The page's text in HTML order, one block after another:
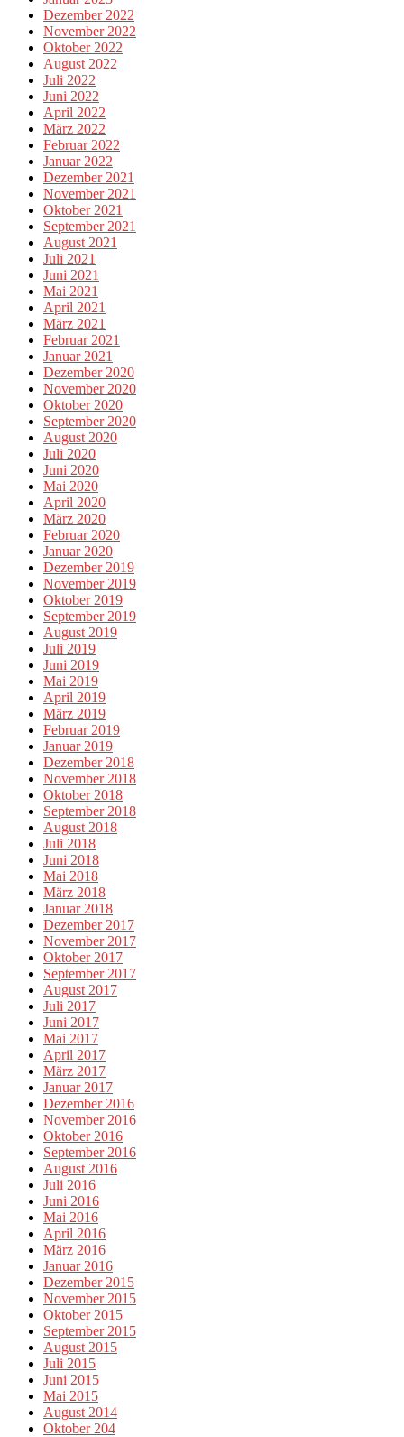
Dezember 2022
November 2022
Oktober 2022
August 2022
Juli 2022
Juni 2022
April 2022
März 2022
Februar 2022
Januar 2022
Dezember 2021
November 2021
Oktober 2021
September 2021
August 2021
Juli 2021
Juni 2021
Mai 2021
April 2021
März 2021
Februar 2021
Januar 2021
Dezember 2020
November 2020
Oktober 2020
September 2020
August 2020
Juli 2020
Juni 2020
Mai 2020
April 2020
März 2020
Februar 2020
Januar 2020
Dezember 2019
November 2019
Oktober 2019
September 2019
August 2019
Juli 2019
Juni 2019
Mai 2019
April 2019
März 2019
Februar 2019
Januar 2019
Dezember 2018
November 2018
Oktober 2018
September 2018
August 2018
Juli 2018
Juni 2018
Mai 2018
März 2018
Januar 2018
Dezember 2017
November 2017
Oktober 2017
September 2017
August 2017
Juli 2017
Juni 2017
Mai 2017
April 2017
März 2017
Januar 2017
Dezember 2016
November 2016
Oktober 2016
September 2016
August 2016
Juli 2016
Juni 2016
Mai 2016
April 2016
März 2016
Januar 2016
Dezember 2015
November 2015
Oktober 2015
September 2015
August 2015
Juli 2015
Juni 2015
Mai 2015
August 2014
Oktober 204